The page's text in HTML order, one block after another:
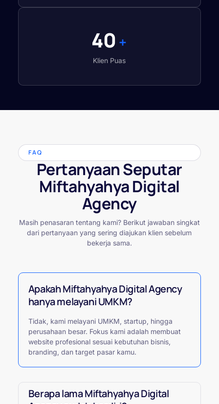
40 +
Klien Puas
FAQ
Pertanyaan Seputar
Miftahyahya Digital
Agency
Masih penasaran tentang kami? Berikut jawaban singkat
dari pertanyaan yang sering diajukan klien sebelum
bekerja sama.
Apakah Miftahyahya Digital Agency
hanya melayani UMKM?
Tidak, kami melayani UMKM, startup, hingga
perusahaan besar. Fokus kami adalah membuat
website profesional sesuai kebutuhan bisnis,
branding, dan target pasar kamu.
Berapa lama Miftahyahya Digital